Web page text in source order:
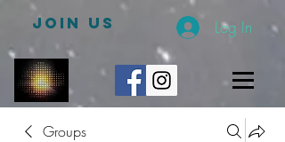
JOIN US Log In
Groups